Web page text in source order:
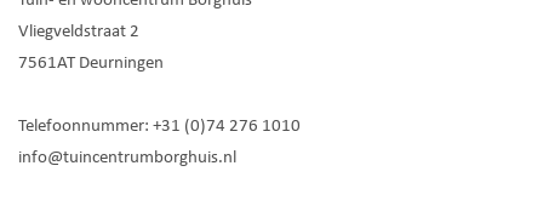
Vliegveldstraat 2
7561AT Deurningen
Telefoonnummer: +31 (0)74 276 1010
info@tuincentrumborghuis.nl